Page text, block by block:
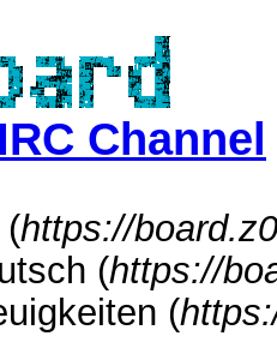
Channel
(https://
(https://
(